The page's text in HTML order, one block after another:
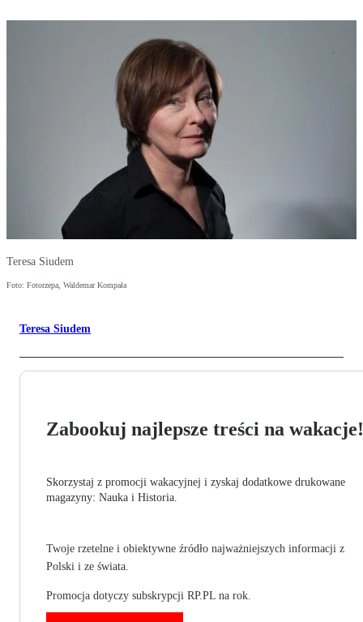
Teresa Siudem
Foto: Fotorzepa, Waldemar Kompała
Teresa Siudem
Zabookuj najlepsze treści na wakacje!
Skorzystaj z promocji wakacyjnej i zyskaj dodatkowe drukowane
magazyny: Nauka i Historia.
Twoje rzetelne i obiektywne źródło najważniejszych informacji z
Polski i ze świata.
Promocja dotyczy subskrypcji RP.PL na rok.